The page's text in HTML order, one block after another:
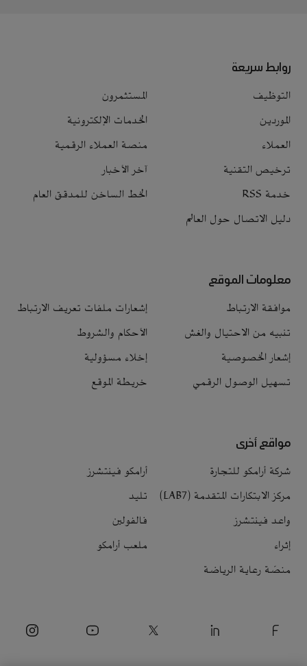
روابط سريعة
التوظيف
المستثمرون
الموردين
الخدمات الإلكترونية
العملاء
منصة العملاء الرقمية
ترخيص التقنية
آخر الأخبار
خدمة RSS
الخط الساخن للمدقق العام
دليل الاتصال حول العالم
معلومات الموقع
موافقة الارتباط
إشعارات ملفات تعريف الارتباط
تنبيه من الاحتيال والغش
الأحكام والشروط
إشعار الخصوصية
إخلاء مسؤولية
تسهيل الوصول الرقمي
خريطة الموقع
مواقع أخرى
شركة أرامكو للتجارة
أرامكو فينتشرز
مركز الابتكارات المتقدمة (LAB7)
تليد
واعد فينتشرز
فالفولين
إثراء
ملعب أرامكو
منصّة رعاية الرياضة